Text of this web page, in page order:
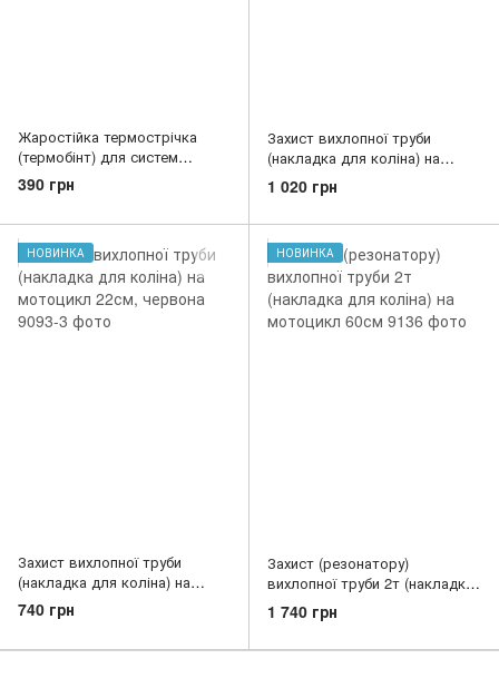
Жаростійка термострічка
(термобінт) для систем
вихлопу біла 5м/10м
390 грн
Захист вихлопної труби
(накладка для коліна) на
мотоцикл 40см
1 020 грн
НОВИНКА
Захист вихлопної труби
(накладка для коліна) на
мотоцикл 22см, червона
740 грн
НОВИНКА
Захист (резонатору)
вихлопної труби 2т (накладка
для коліна) на мотоцикл 60см
1 740 грн